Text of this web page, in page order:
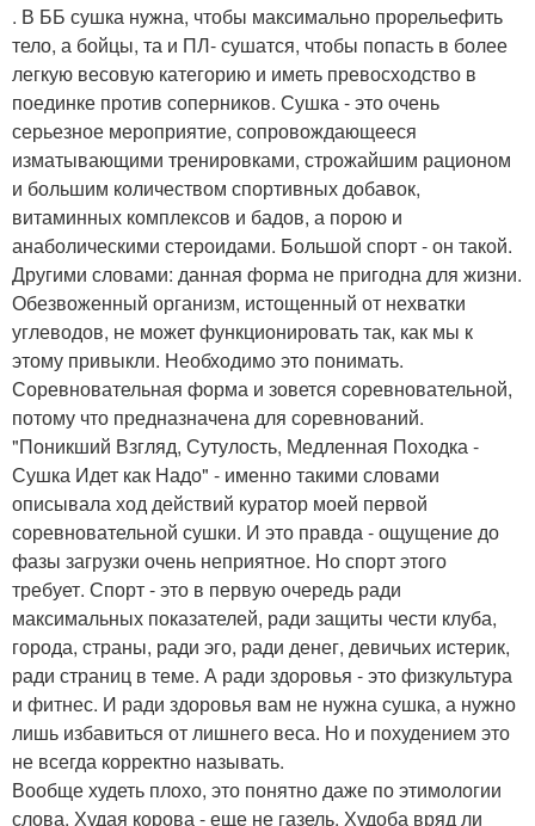
. В ББ сушка нужна, чтобы максимально прорельефить
тело, а бойцы, та и ПЛ- сушатся, чтобы попасть в более
легкую весовую категорию и иметь превосходство в
поединке против соперников. Сушка - это очень
серьезное мероприятие, сопровождающееся
изматывающими тренировками, строжайшим рационом
и большим количеством спортивных добавок,
витаминных комплексов и бадов, а порою и
анаболическими стероидами. Большой спорт - он такой.
Другими словами: данная форма не пригодна для жизни.
Обезвоженный организм, истощенный от нехватки
углеводов, не может функционировать так, как мы к
этому привыкли. Необходимо это понимать.
Соревновательная форма и зовется соревновательной,
потому что предназначена для соревнований.
"Поникший Взгляд, Сутулость, Медленная Походка -
Сушка Идет как Надо" - именно такими словами
описывала ход действий куратор моей первой
соревновательной сушки. И это правда - ощущение до
фазы загрузки очень неприятное. Но спорт этого
требует. Спорт - это в первую очередь ради
максимальных показателей, ради защиты чести клуба,
города, страны, ради эго, ради денег, девичьих истерик,
ради страниц в теме. А ради здоровья - это физкультура
и фитнес. И ради здоровья вам не нужна сушка, а нужно
лишь избавиться от лишнего веса. Но и похудением это
не всегда корректно называть.
Вообще худеть плохо, это понятно даже по этимологии
слова. Худая корова - еще не газель. Худоба вряд ли